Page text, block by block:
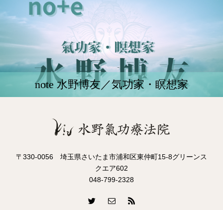
note 水野博友／気功家・瞑想家
〒330-0056 埼玉県さいたま市浦和区東仲町15-8グリーンス
クエア602
048-799-2328